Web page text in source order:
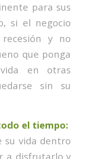
para sus
si el negocio
y no
que ponga
en otras
sin su
el tiempo:
su vida dentro
a disfrutarlo y